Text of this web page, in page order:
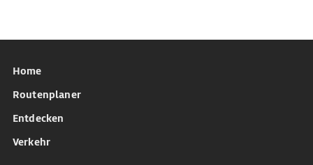
Home
Routenplaner
Entdecken
Verkehr